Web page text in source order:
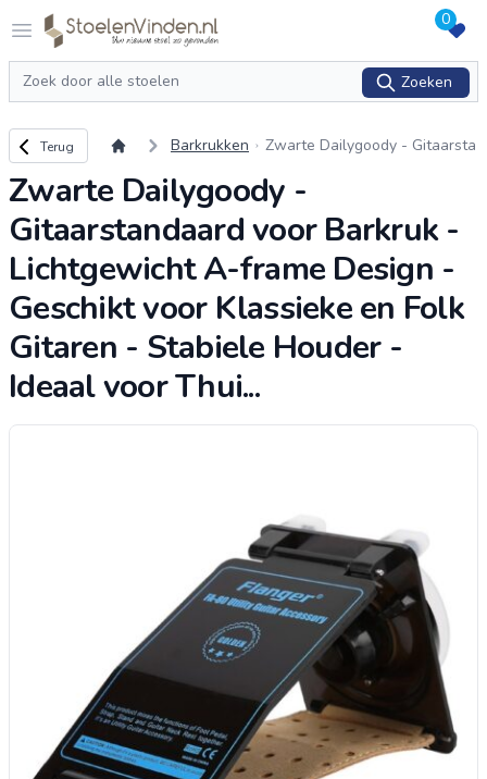
Open menu
Logo stoelenvinden.nl 0
Zoeken
Zoeken
Terug naar overzicht
Terug Barkrukken
Zwarte Dailygoody - Gitaarsta
wicht A-frame Design - Gesch
ikt voor Klass
Zwarte Dailygoody -
Gitaarstandaard voor Barkruk -
Lichtgewicht A-frame Design -
Geschikt voor Klassieke en Folk
Gitaren - Stabiele Houder -
Ideaal voor Thui...